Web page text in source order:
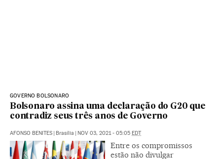
GOVERNO BOLSONARO
Bolsonaro assina uma declaração do G20 que
contradiz seus três anos de Governo
AFONSO BENITES | Brasília | NOV 03, 2021 - 05:05 EDT
Entre os compromissos
estão não divulgar